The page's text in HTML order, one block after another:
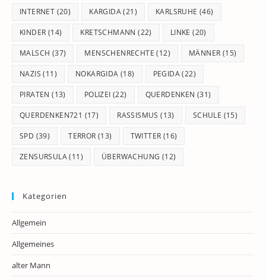
INTERNET (20) KARGIDA(21) KARLSRUHE (46)
KINDER (14) KRETSCHMANN (22) LINKE (20)
MALSCH (37) MENSCHENRECHTE (12) MÄNNER (15)
NAZIS (11) NOKARGIDA (18) PEGIDA(22)
PIRATEN (13) POLIZEI (22) QUERDENKEN (31)
QUERDENKEN721 (17) RASSISMUS (13) SCHULE (15)
SPD (39) TERROR (13) TWITTER (16)
ZENSURSULA(11) ÜBERWACHUNG (12)
Kategorien
Allgemein
Allgemeines
alter Mann